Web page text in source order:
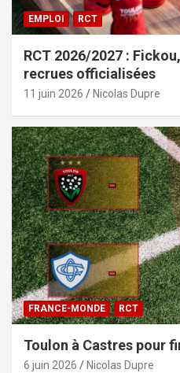
EMPLOI RCT
RCT 2026/2027 :
recrues officialisées
11 juin 2026 Nicolas Dupre
FRANCE-MONDE RCT
Toulon à Castres pour
6 juin 2026 Nicolas Dupre